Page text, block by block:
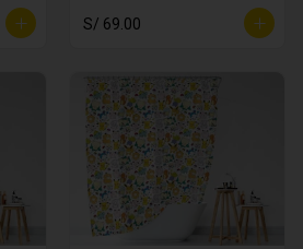
S/ 69.00